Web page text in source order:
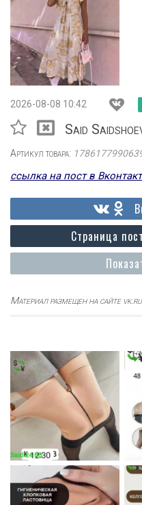
2026-08-08 10:42
Said
Артикул товара:
ссылка на пост в
Страница
Материал размещен на сайте vk.ru